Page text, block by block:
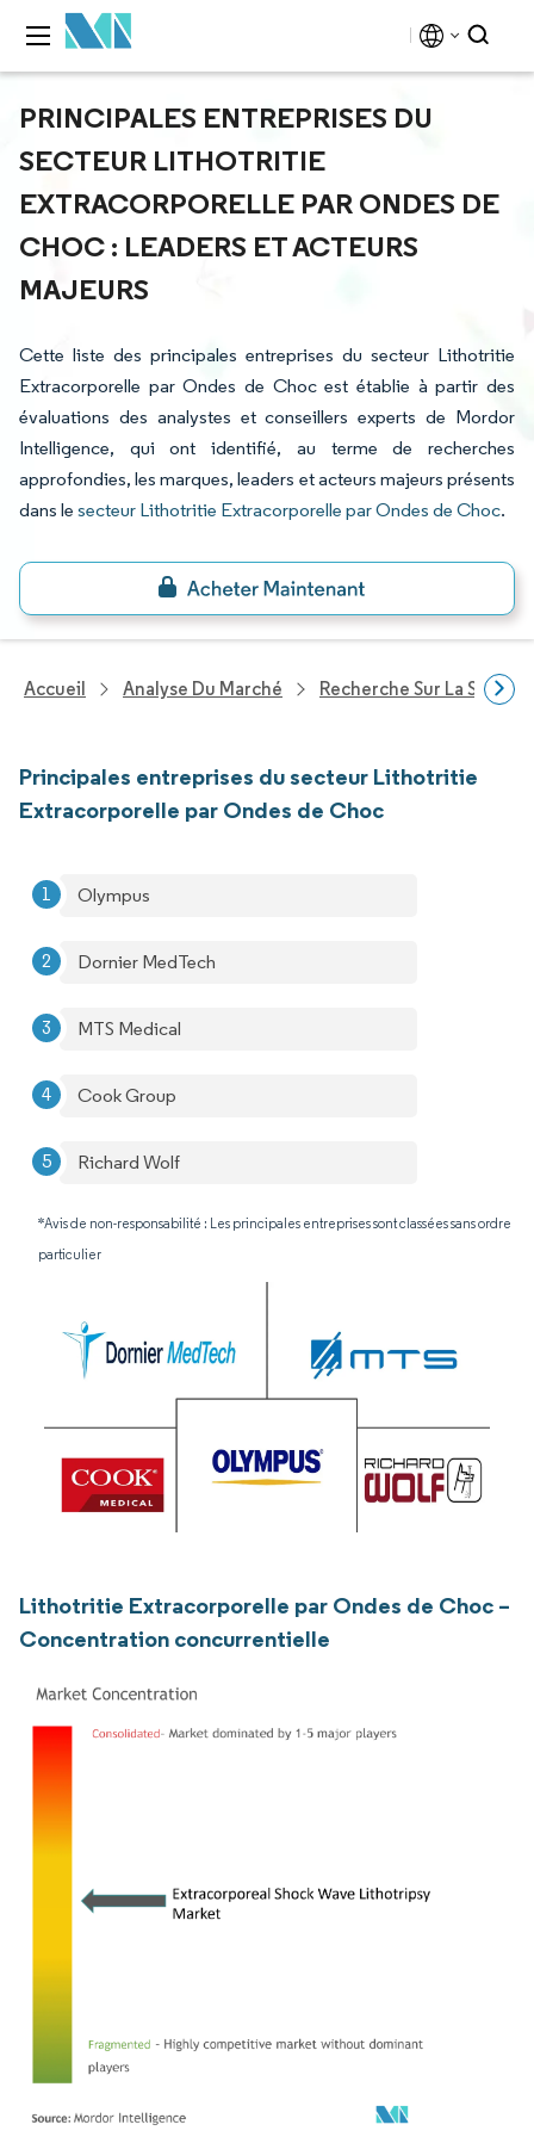
PRINCIPALES ENTREPRISES DU
SECTEUR LITHOTRITIE
EXTRACORPORELLE PAR ONDES DE
CHOC : LEADERS ET ACTEURS
MAJEURS
Cette liste des principales entreprises du secteur Lithotritie
Extracorporelle par Ondes de Choc est établie à partir des
évaluations des analystes et conseillers experts de Mordor
Intelligence, qui ont identifié, au terme de recherches
approfondies, les marques, leaders et acteurs majeurs présents
dans le secteur Lithotritie Extracorporelle par Ondes de Choc.
Accueil Analyse Du Marché Recherche Sur La Santé
Principales entreprises du secteur Lithotritie
Extracorporelle par Ondes de Choc
Olympus
Dornier MedTech
MTS Medical
Cook Group
Richard Wolf
*Avis de non-responsabilité : Les principales entreprises sont classées sans ordre
particulier
Lithotritie Extracorporelle par Ondes de Choc –
Concentration concurrentielle